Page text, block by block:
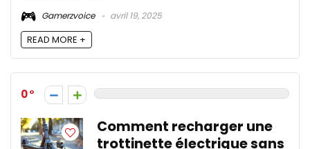
Gamerzvoice
avril 19, 2025
READ MORE +
0
Comment recharger une
trottinette électrique sans